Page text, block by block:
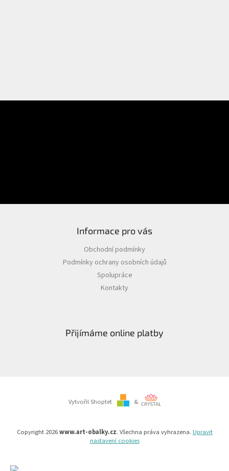
Informace pro vás
Obchodní podmínky
Podmínky ochrany osobních údajů
Spolupráce
Kontakty
Přijímáme online platby
Vytvořil Shoptet &
Copyright 2026www.art-obalky.cz. Všechna práva vyhrazena. Upravit
nastavení cookies